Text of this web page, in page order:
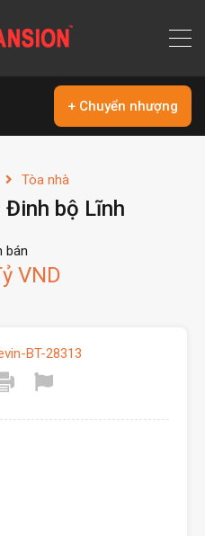
+ Chuyển nhượng
Tòa nhà
Đinh bộ Lĩnh
bán
VND
BT-28313